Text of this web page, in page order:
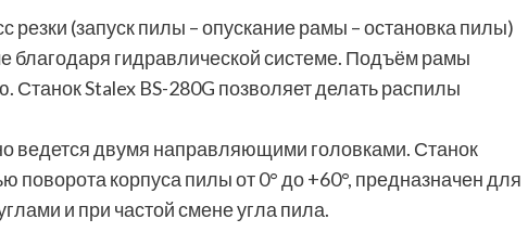
резки (запуск пилы – опускание рамы – остановка пилы)
благодаря гидравлической системе. Подъём рамы
Станок Stalex BS-280G позволяет делать распилы
ведется двумя направляющими головками. Станок
поворота корпуса пилы от 0° до +60°, предназначен для
и при частой смене угла пила.